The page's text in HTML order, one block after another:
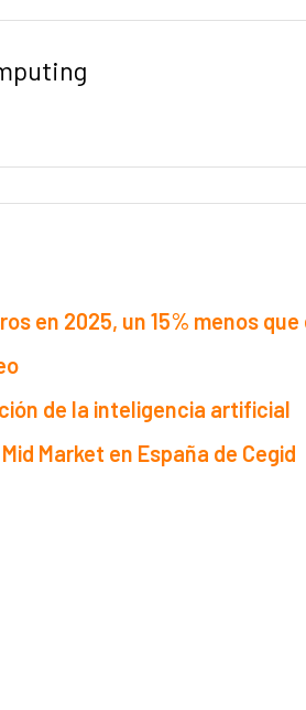
en 2025, un 15% menos que
de la inteligencia artificial
Market en España de Cegid